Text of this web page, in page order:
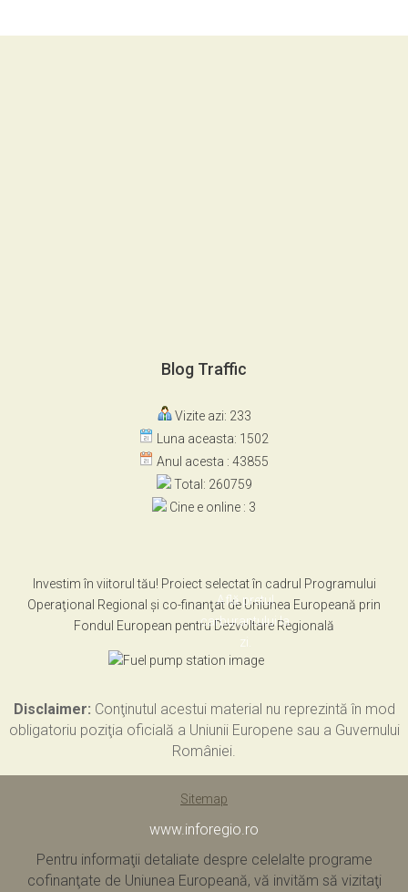
Blog Traffic
Vizite azi: 233
Luna aceasta: 1502
Anul acesta : 43855
Total: 260759
Cine e online : 3
Investim în viitorul tău! Proiect selectat în cadrul Programului
Operaţional Regional şi co-finanţat de Uniunea Europeană prin
Fondul European pentru Dezvoltare Regională
Află pretul
carburantului la
zi.
Disclaimer: Conţinutul acestui material nu reprezintă în mod
obligatoriu poziţia oficială a Uniunii Europene sau a Guvernului
României.
Sitemap
www.inforegio.ro
Pentru informaţii detaliate despre celelalte programe
cofinanţate de Uniunea Europeană, vă invităm să vizitaţi